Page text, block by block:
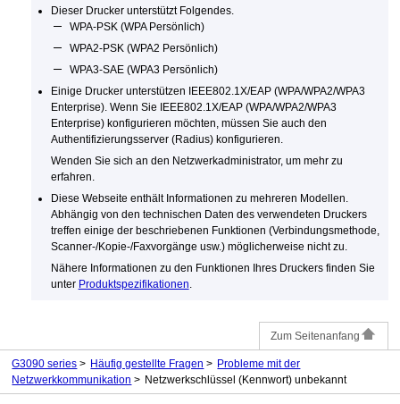
Dieser Druckerunterstützt Folgendes.
WPA-PSK (WPAPersönlich)
WPA2-PSK (WPA2 Persönlich)
WPA3-SAE (WPA3 Persönlich)
Einige Druckerunterstützen IEEE802.1X/EAP(WPA/WPA2/WPA3
Enterprise). Wenn Sie IEEE802.1X/EAP(WPA/WPA2/WPA3
Enterprise) konfigurieren möchten, müssen Sie auch den
Authentifizierungsserver (Radius) konfigurieren.
Wenden Sie sich an den Netzwerkadministrator, um mehr zu
erfahren.
Diese Webseite enthält Informationen zu mehreren Modellen.
Abhängig von den technischen Daten des verwendeten Druckers
treffen einige der beschriebenen Funktionen (Verbindungsmethode,
Scanner-/Kopie-/Faxvorgänge usw.) möglicherweise nicht zu.
Nähere Informationen zu den Funktionen Ihres Druckersfinden Sie
unter Produktspezifikationen
Zum Seitenanfang
G3090 series Häufig gestellte Fragen
Probleme mit der
Netzwerkkommunikation
Netzwerkschlüssel (Kennwort) unbekannt